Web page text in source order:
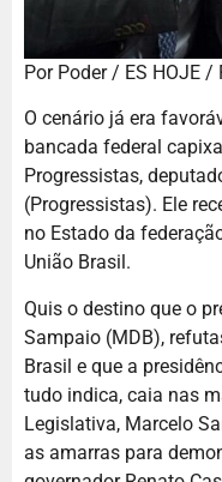
Por Poder / ES HOJE
O cenário já era
bancada federal
Progressistas,
(Progressistas). Ele
no Estado da
União Brasil.
Quis o destino que o
Sampaio (MDB),
Brasil e que a
tudo indica, caia nas
Legislativa, Marcelo
as amarras para